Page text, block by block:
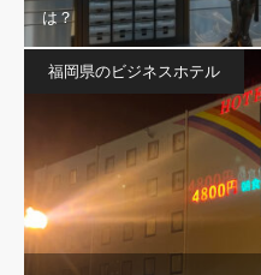
は？
福岡県のビジネスホテル